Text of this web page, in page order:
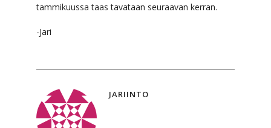
tammikuussa taas tavataan seuraavan kerran.
-Jari
JARIINTO